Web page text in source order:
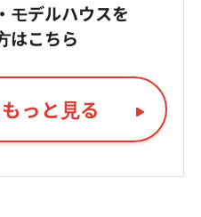
モデルハウスを
はこちら
っと見る